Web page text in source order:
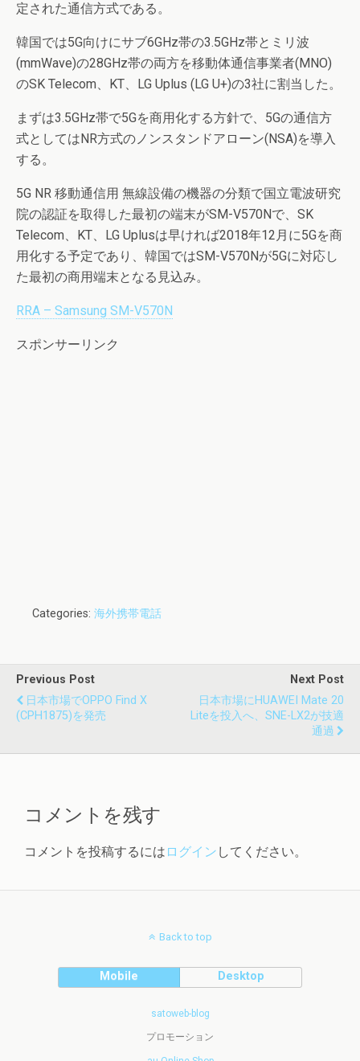
定された通信方式である。
韓国では5G向けにサブ6GHz帯の3.5GHz帯とミリ波
(mmWave)の28GHz帯の両方を移動体通信事業者(MNO)
のSK Telecom、KT、LG Uplus (LG U+)の3社に割当した。
まずは3.5GHz帯で5Gを商用化する方針で、5Gの通信方
式としてはNR方式のノンスタンドアローン(NSA)を導入
する。
5G NR 移動通信用 無線設備の機器の分類で国立電波研究
院の認証を取得した最初の端末がSM-V570Nで、SK
Telecom、KT、LG Uplusは早ければ2018年12月に5Gを商
用化する予定であり、韓国ではSM-V570Nが5Gに対応し
た最初の商用端末となる見込み。
RRA – Samsung SM-V570N
スポンサーリンク
Categories: 海外携帯電話
Previous Post
日本市場でOPPO Find X
(CPH1875)を発売
Next Post
日本市場にHUAWEI Mate 20
Liteを投入へ、SNE-LX2が技適
通過
コメントを残す
コメントを投稿するには ログイン してください。
Back to top
Mobile Desktop
satoweb-blog
プロモーション